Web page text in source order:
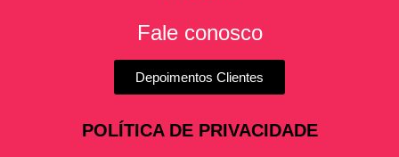
Fale conosco
Depoimentos Clientes
POLÍTICA DE PRIVACIDADE